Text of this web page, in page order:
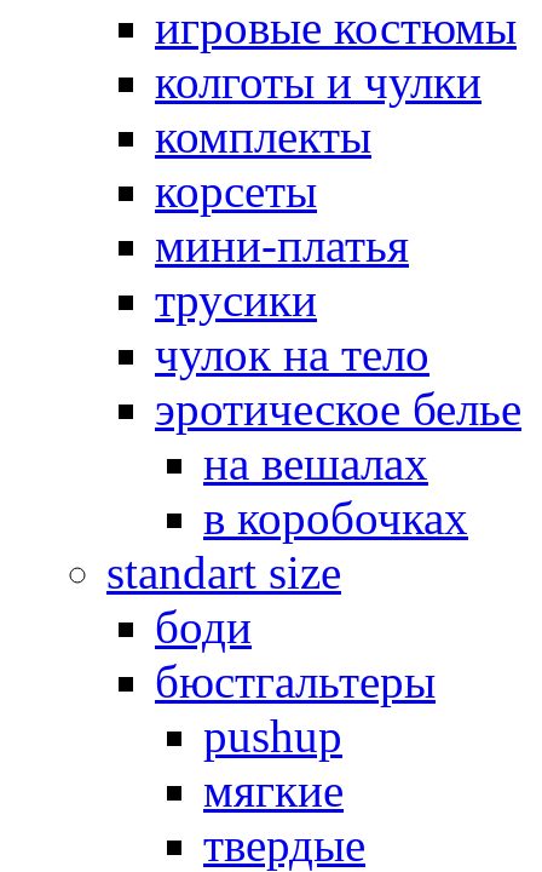
игровые костюмы
колготы и чулки
комплекты
корсеты
мини-платья
трусики
чулок на тело
эротическое белье
на вешалах
в коробочках
standart size
боди
бюстгальтеры
pushup
мягкие
твердые